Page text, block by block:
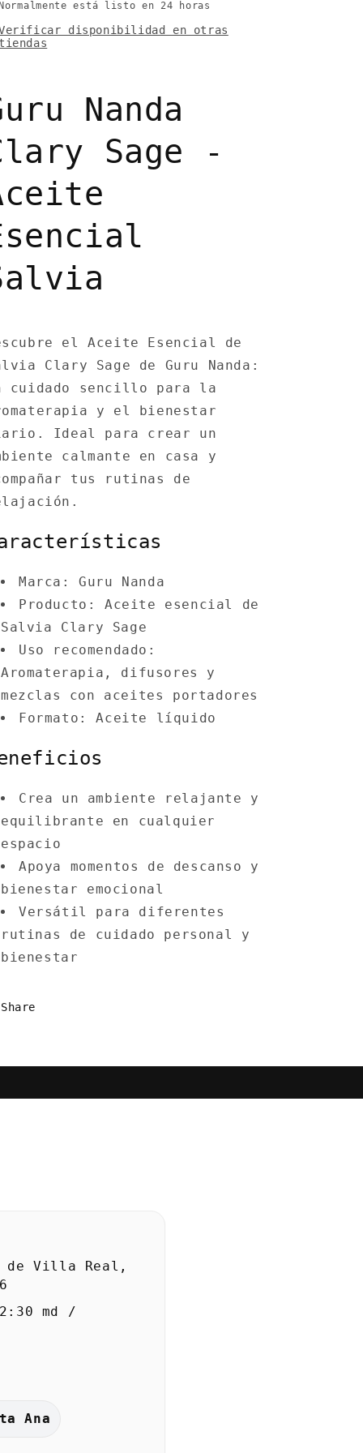
está listo en 24 horas
disponibilidad en otras
Nanda
Sage -
el Aceite Esencial de
Clary Sage de Guru Nanda:
cuidado sencillo para la
y el bienestar
Ideal para crear un
calmante en casa y
tus rutinas de
Marca: Guru Nanda
Producto: Aceite esencial de
Salvia Clary Sage
Uso recomendado:
Aromaterapia, difusores y
mezclas con aceites portadores
Formato: Aceite líquido
Crea un ambiente relajante y
equilibrante en cualquier
espacio
Apoya momentos de descanso y
bienestar emocional
Versátil para diferentes
rutinas de cuidado personal y
bienestar
Share
de Villa Real,
md /
Ana